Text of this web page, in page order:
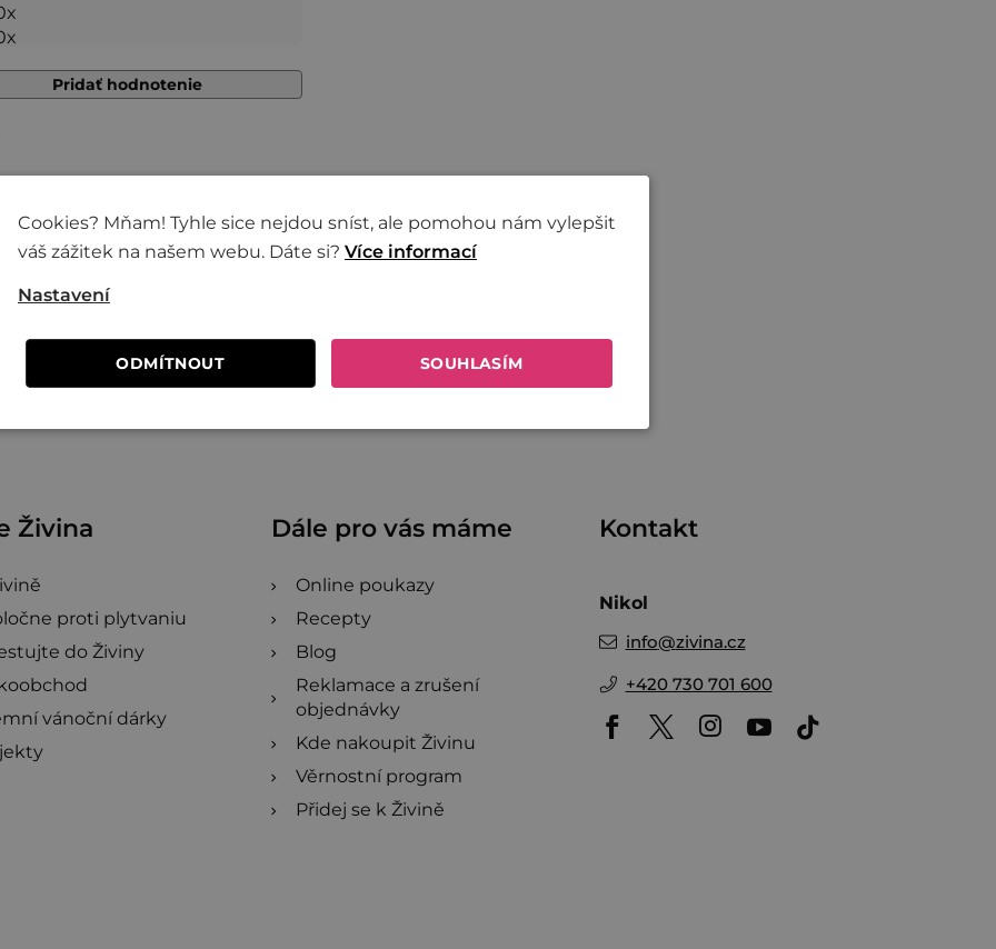
Pridať hodnotenie
Živina
proti plytvaniu
do Živiny
vánoční dárky
Dále pro vás máme
Online poukazy
Recepty
Blog
Reklamace a zrušení
objednávky
Kde nakoupit Živinu
Věrnostní program
Přidej se k Živině
Kontakt
Nikol
info@zivina.cz
+420 730 701 600
Cookies? Mňam! Tyhle sice nejdou sníst, ale pomohou nám vylepšit
váš zážitek na našem webu. Dáte si? Více informací
SOUHLASÍM
ODMÍTNOUT
Nastavení